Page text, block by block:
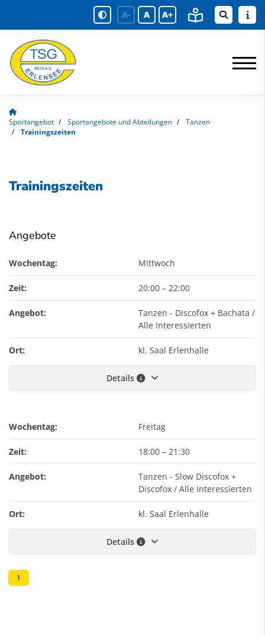
A- A A+
Sportangebot Sportangebote und Abteilungen
Tanzen
Trainingszeiten
Trainingszeiten
Angebote
Wochentag: Mittwoch
Zeit: 20:00 – 22:00
Angebot:
Tanzen - Discofox + Bachata /
Alle Interessierten
Ort: kl. Saal Erlenhalle
Details
Wochentag: Freitag
Zeit: 18:00 – 21:30
Angebot:
Tanzen - Slow Discofox +
Discofox / Alle Interessierten
Ort: kl. Saal Erlenhalle
Details
1